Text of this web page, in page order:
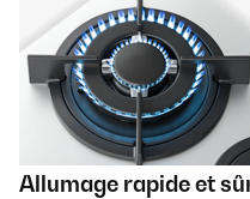
Allumage rapide et